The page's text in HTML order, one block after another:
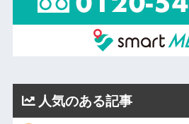
人気のある記事